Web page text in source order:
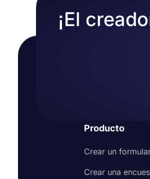
Ajustar la configuración
Obtenga una vista
¡El
Producto
Crear un
Crear una